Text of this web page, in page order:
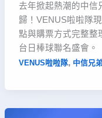
去年掀起熱潮的中信
歸！VENUS啦啦隊
點與購票方式完整整
台日棒球聯名盛會。
VENUS啦啦隊, 中信兄